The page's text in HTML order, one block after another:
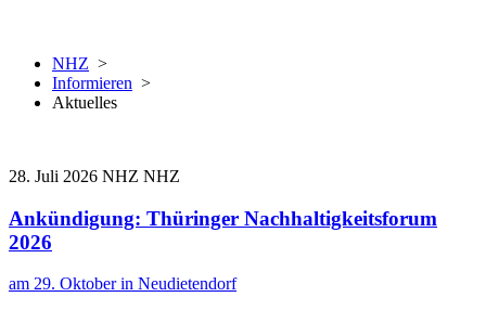
NHZ >
Informieren >
Aktuelles
28. Juli 2026 NHZ NHZ
Ankündigung: Thüringer Nachhaltigkeitsforum
2026
am 29. Oktober in Neudietendorf